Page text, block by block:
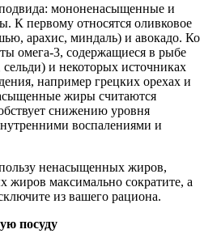
мононенасыщенные и
К первому относятся оливковое
арахис, миндаль) и авокадо. Ко
омега-3, содержащиеся в рыбе
сельди) и некоторых источниках
например грецких орехах и
жиры считаются
снижению уровня
воспалениями и
ненасыщенных жиров,
жиров максимально сократите, а
из вашего рациона.
посуду